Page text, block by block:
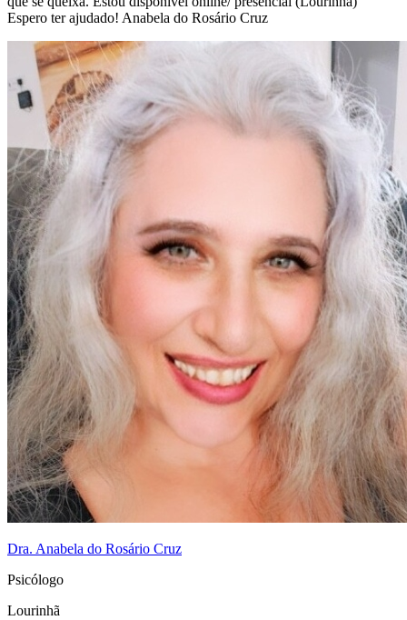
Espero ter ajudado! Anabela do Rosário Cruz
Dra. Anabela do Rosário Cruz
Psicólogo
Lourinhã